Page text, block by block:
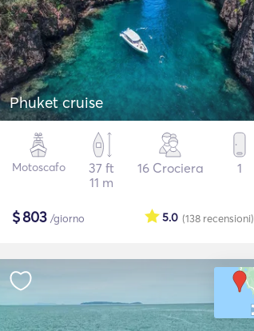
Phuket cruise
Motoscafo
37 ft
11 m
16 Crociera 1
$803 /giorno (138 recensioni)
5.0